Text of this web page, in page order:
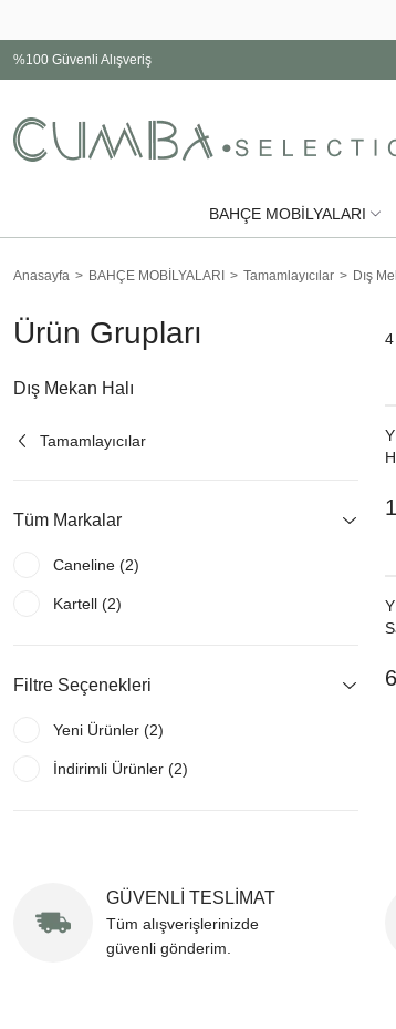
%100 Güvenli Alışveriş
BAHÇE MOBİLYALARI
Anasayfa BAHÇE MOBİLYALARI Tamamlayıcılar Dış
Ürün Grupları
Dış Mekan Halı
Tamamlayıcılar
Tüm Markalar
Caneline (2)
Kartell (2)
Filtre Seçenekleri
Yeni Ürünler (2)
İndirimli Ürünler (2)
4
GÜVENLİ TESLİMAT
Tüm alışverişlerinizde
güvenli gönderim.